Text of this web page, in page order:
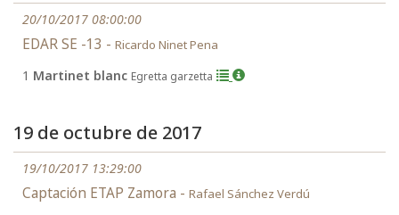
20/10/2017 08:00:00
EDAR SE -13 - Ricardo Ninet Pena
1 Martinet blanc Egretta garzetta
19 de octubre de 2017
19/10/2017 13:29:00
Captación ETAP Zamora - Rafael Sánchez Verdú